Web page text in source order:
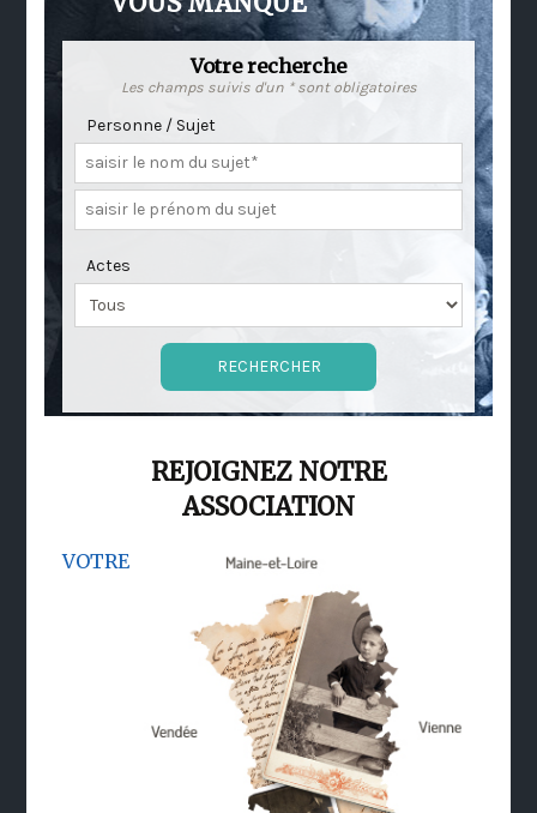
Votre recherche
Les champs suivis d'un * sont obligatoires
Personne / Sujet
Actes
REJOIGNEZ NOTRE
ASSOCIATION
VOTRE